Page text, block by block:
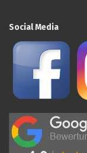
Social Media